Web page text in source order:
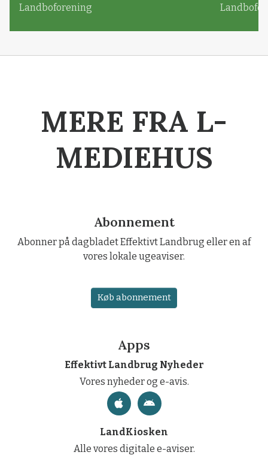
Landboforening
MERE FRA L-
MEDIEHUS
Abonnement
Abonner på dagbladet Effektivt Landbrug eller en af
vores lokale ugeaviser.
Køb abonnement
Apps
Effektivt Landbrug Nyheder
Vores nyheder og e-avis.
LandKiosken
Alle vores digitale e-aviser.